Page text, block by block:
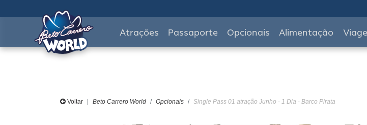
Atrações Passaporte Opcionais Alimentação
Voltar Beto Carrero World Opcionais Single Pass 01 atração Junho - 1 Dia - Barco Pirata